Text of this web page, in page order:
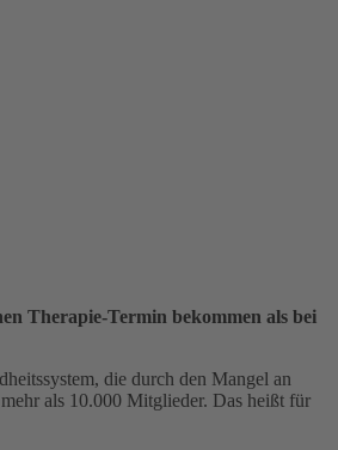
Therapie-Termin bekommen als bei
die durch den Mangel an
als 10.000 Mitglieder. Das heißt für